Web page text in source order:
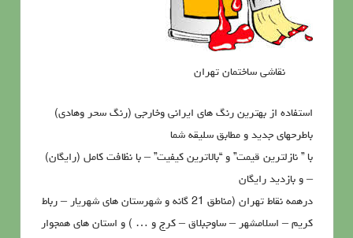
نقاشی ساختمان تهران
استفاده از بهترین رنگ های ایرانی وخارجی (رنگ سحر وهادی)
باطرحهای جدید و مطابق سلیقه شما
با ” نازلترین قیمت” و “بالاترین کیفیت” – با نظافت کامل (رایگان)
– و بازدید رایگان
درهمه نقاط تهران (مناطق 21 گانه و شهرستان های شهریار – رباط
کریم – اسلامشهر – ساوجبلاق – کرج و … ) و استان های همجوار